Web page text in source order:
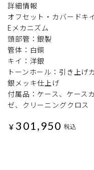
詳細情報
オフセット・カバードキ
Eメカニズム
頭部管：銀製
管体：白銅
キイ：洋銀
トーンホール：引き上げ
銀メッキ仕上げ
付属品：ケース、ケース
ゼ、クリーニングクロス
¥ 301,950 税込